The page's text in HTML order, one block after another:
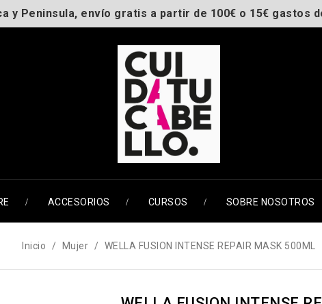
y Peninsula, envío gratis a partir de 100€ o 15€ gastos
ACCESORIOS CURSOS SOBRE NOSOTROS
Inicio Mujer WELLA FUSION INTENSE REPAIR MASK 500ML